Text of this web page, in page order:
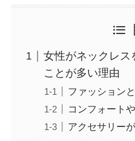
女性がネックレス
ことが多い理由
ファッション
コンフォート
アクセサリー